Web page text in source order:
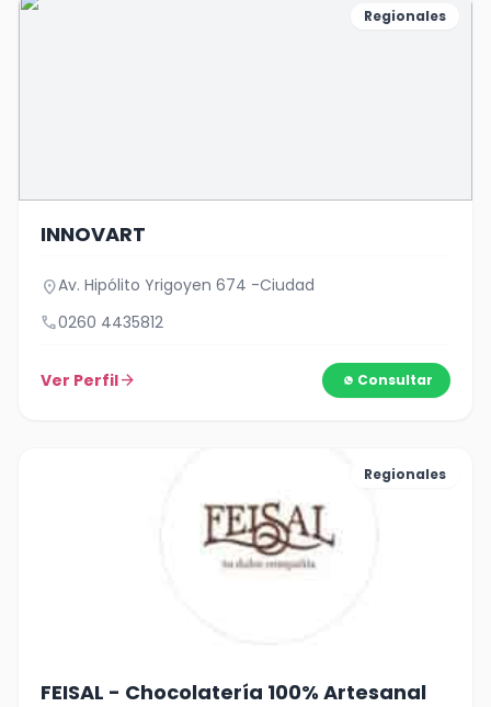
Regionales
INNOVART
location_onAv. Hipólito Yrigoyen 674 -Ciudad
call0260 4435812
Ver Perfilarrow_forward Consultar
Regionales
FEISAL - Chocolatería 100% Artesanal